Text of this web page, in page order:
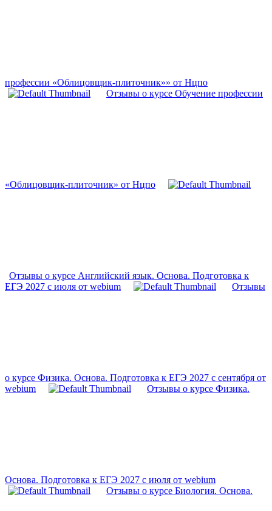
профессии «Облицовщик-плиточник»» от Нцпо
Отзывы о курсе Обучение профессии
«Облицовщик-плиточник» от Нцпо
Отзывы о курсе Английский язык. Основа. Подготовка к
ЕГЭ 2027 с июля от webium
Отзывы
о курсе Физика. Основа. Подготовка к ЕГЭ 2027 с сентября от
webium
Отзывы о курсе Физика.
Основа. Подготовка к ЕГЭ 2027 с июля от webium
Отзывы о курсе Биология. Основа.